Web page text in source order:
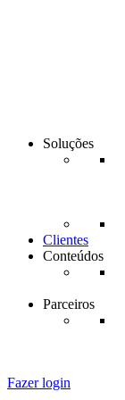
Soluções
Clientes
Conteúdos
Parceiros
Fazer login